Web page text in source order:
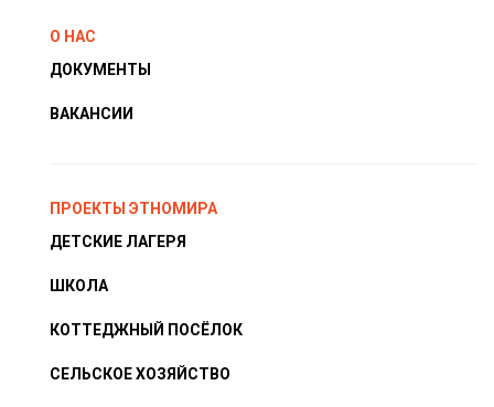
О НАС
ДОКУМЕНТЫ
ВАКАНСИИ
ПРОЕКТЫ ЭТНОМИРА
ДЕТСКИЕ ЛАГЕРЯ
ШКОЛА
КОТТЕДЖНЫЙ ПОСЁЛОК
СЕЛЬСКОЕ ХОЗЯЙСТВО